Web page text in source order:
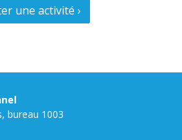
une activité ›
bureau 1003